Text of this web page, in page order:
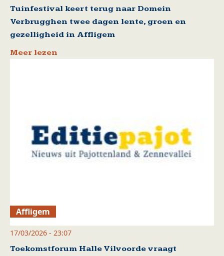
Tuinfestival keert terug naar Domein
Verbrugghen twee dagen lente, groen en
gezelligheid in Affligem
Meer lezen
Affligem
17/03/2026 - 23:07
Toekomstforum Halle Vilvoorde vraagt